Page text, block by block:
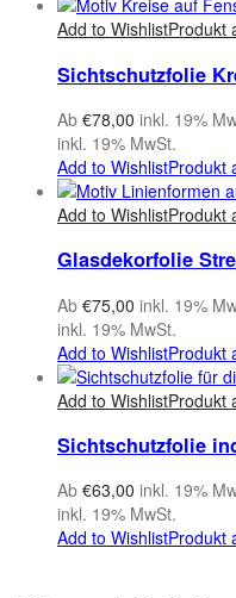
Add to WishlistProdukt
Sichtschutzfolie
Ab €78,00 inkl. 19%
inkl. 19% MwSt.
Add to WishlistProdukt
Add to WishlistProdukt
Glasdekorfolie
Ab €75,00 inkl. 19%
inkl. 19% MwSt.
Add to WishlistProdukt
Add to WishlistProdukt
Sichtschutzfolie
Ab €63,00 inkl. 19%
inkl. 19% MwSt.
Add to WishlistProdukt